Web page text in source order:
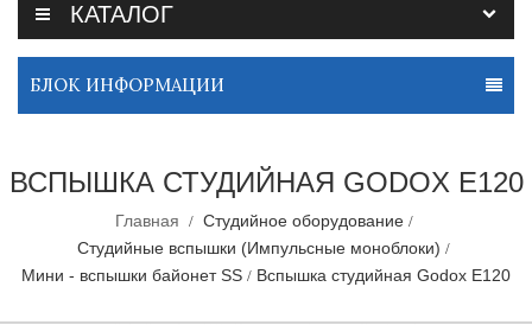
КАТАЛОГ
БЛОК ИНФОРМАЦИИ
ВСПЫШКА СТУДИЙНАЯ GODOX E120
Главная
Студийное оборудование
Студийные вспышки (Импульсные моноблоки)
Мини - вспышки байонет SS
Вспышка студийная Godox E120